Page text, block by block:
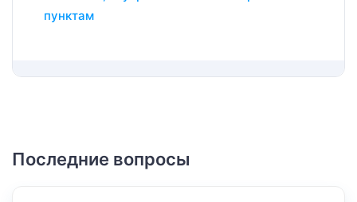
пунктам
Последние вопросы